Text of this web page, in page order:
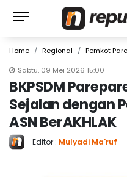
Home Regional
Pemkot
Sabtu, 09 Mei 2026 15:00
BKPSDM
Sejalan dengan
ASN BerAKHLAK
Editor : Mulyadi Ma'ruf